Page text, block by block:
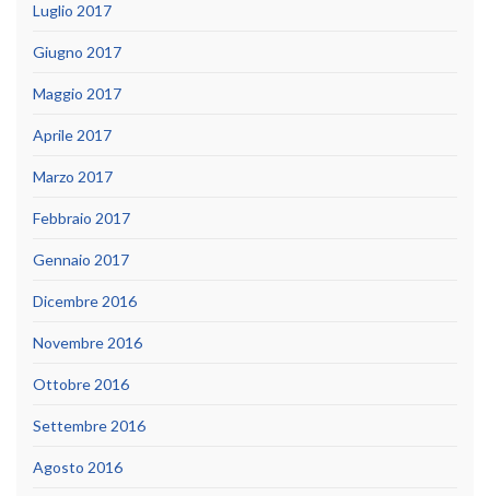
Luglio 2017
Giugno 2017
Maggio 2017
Aprile 2017
Marzo 2017
Febbraio 2017
Gennaio 2017
Dicembre 2016
Novembre 2016
Ottobre 2016
Settembre 2016
Agosto 2016